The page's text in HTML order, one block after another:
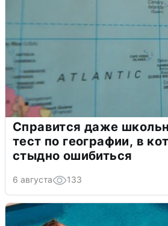
Справится даже
тест по географии, в
стыдно ошибиться
6 августа 133